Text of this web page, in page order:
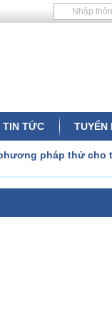
TIN TỨC TUYỂN
pháp thử